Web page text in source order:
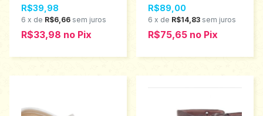
0074300
R$39,98
6 x de R$6,66 sem juros
R$33,98 no Pix
Tamanhos 16 ao 21
0120437
R$89,00
6 x de R$14,83 sem juros
R$75,65 no Pix